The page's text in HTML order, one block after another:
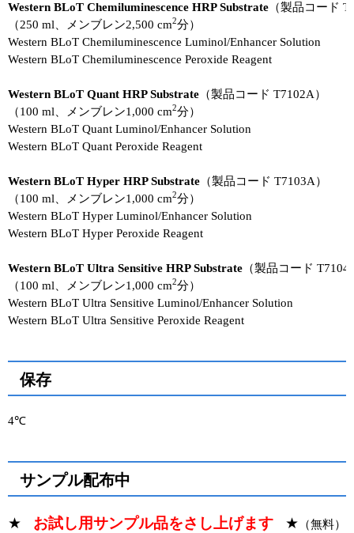
Western BLoT Chemiluminescence HRP Substrate （製品コード
（250 ml、メンブレン2,500 cm2分）
Western BLoT Chemiluminescence Luminol/Enhancer Solution
Western BLoT Chemiluminescence Peroxide Reagent
Western BLoT Quant HRP Substrate （製品コード T7102A）
（100 ml、メンブレン1,000 cm2分）
Western BLoT Quant Luminol/Enhancer Solution
Western BLoT Quant Peroxide Reagent
Western BLoT Hyper HRP Substrate （製品コード T7103A）
（100 ml、メンブレン1,000 cm2分）
Western BLoT Hyper Luminol/Enhancer Solution
Western BLoT Hyper Peroxide Reagent
Western BLoT Ultra Sensitive HRP Substrate （製品コード
（100 ml、メンブレン1,000 cm2分）
Western BLoT Ultra Sensitive Luminol/Enhancer Solution
Western BLoT Ultra Sensitive Peroxide Reagent
保存
4℃
サンプル配布中
★ お試し用サンプル品をさし上げます ★ （無料）